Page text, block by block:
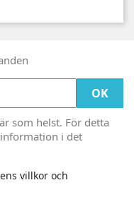
som helst. För detta
i det
villkor och